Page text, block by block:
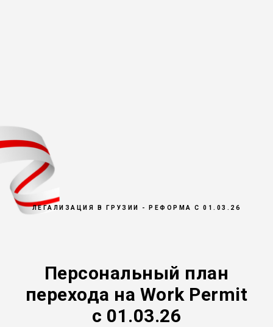
ЛЕГАЛИЗАЦИЯ В ГРУЗИИ - РЕФОРМА С 01.03.26
Персональный план
перехода на Work Permit
с 01.03.26